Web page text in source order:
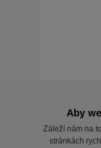
Aby
Záleží nám na
stránkách